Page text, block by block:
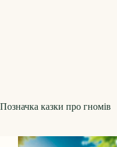
Позначка казки про гномів